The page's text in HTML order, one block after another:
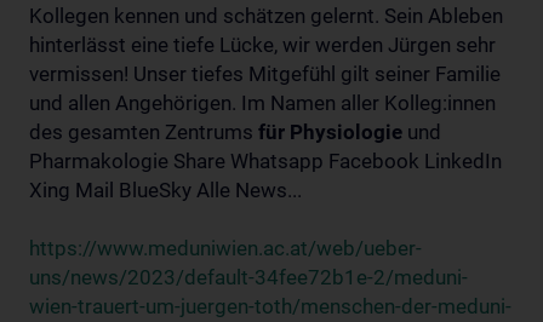
Kollegen kennen und schätzen gelernt. Sein Ableben
hinterlässt eine tiefe Lücke, wir werden Jürgen sehr
vermissen! Unser tiefes Mitgefühl gilt seiner Familie
und allen Angehörigen. Im Namen aller Kolleg:innen
des gesamten Zentrums für Physiologie und
Pharmakologie Share Whatsapp Facebook LinkedIn
Xing Mail BlueSky Alle News...
https://www.meduniwien.ac.at/web/ueber-
uns/news/2023/default-34fee72b1e-2/meduni-
wien-trauert-um-juergen-toth/menschen-der-meduni-